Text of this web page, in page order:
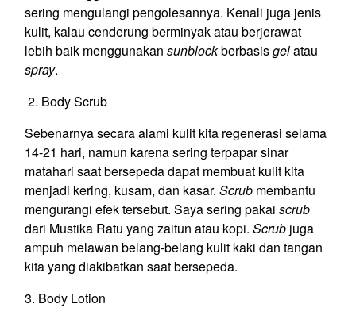
sering mengulangi pengolesannya. Kenali juga jenis
kulit, kalau cenderung berminyak atau berjerawat
lebih baik menggunakan sunblockberbasisgelatau
spray.
2. Body Scrub
Sebenarnya secara alami kulit kita regenerasi selama
14-21 hari, namun karena sering terpapar sinar
matahari saat bersepeda dapat membuat kulit kita
menjadi kering, kusam, dan kasar. Scrub membantu
mengurangi efek tersebut. Saya sering pakai scrub
dari Mustika Ratu yang zaitun atau kopi. Scrub juga
ampuh melawan belang-belang kulit kaki dan tangan
kita yang diakibatkan saat bersepeda.
3. Body Lotion